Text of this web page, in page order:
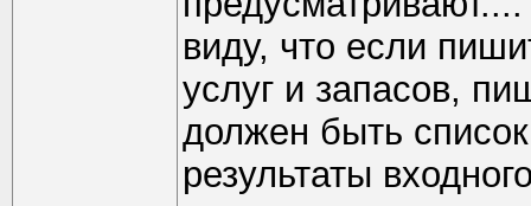
виду, что если
услуг и запасов,
должен быть
результаты